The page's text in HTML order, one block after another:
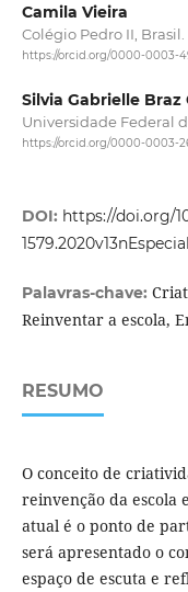
Camila Vieira
Colégio Pedro II, Brasil.
https://orcid.org/0000-0003-
Silvia Gabrielle Braz
Universidade Federal
https://orcid.org/0000-0003-
DOI: https://doi.org/
Palavras-chave:
Reinventar a escola,
RESUMO
O conceito de
reinvenção da escola
atual é o ponto de
será apresentado o
espaço de escuta e